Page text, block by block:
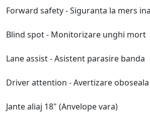
Forward safety - Siguranta la mers
Blind spot - Monitorizare unghi mort
Lane assist - Asistent parasire banda
Driver attention - Avertizare
Jante aliaj 18" (Anvelope vara)